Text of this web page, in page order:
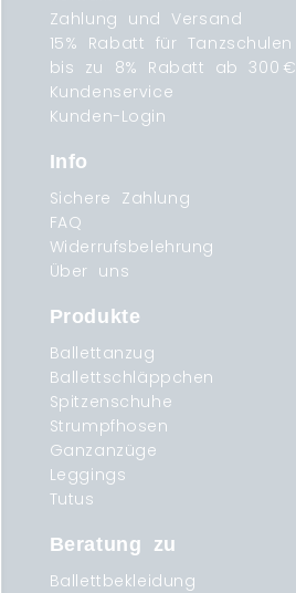
Zahlung und Versand
15% Rabatt für Tanzschulen
bis zu 8% Rabatt ab 300 €
Kundenservice
Kunden-Login
Info
Sichere Zahlung
FAQ
Widerrufsbelehrung
Über uns
Produkte
Ballettanzug
Ballettschläppchen
Spitzenschuhe
Strumpfhosen
Ganzanzüge
Leggings
Tutus
Beratung zu
Ballettbekleidung